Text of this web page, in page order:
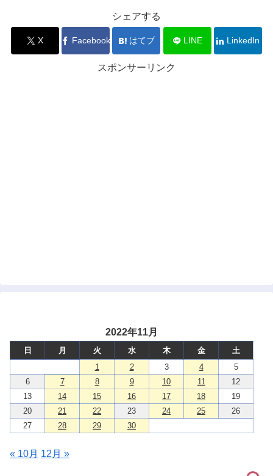
シェアする
X Facebook はてブ LINE LinkedIn
スポンサーリンク
2022年11月
日 月 火 水 木 金
土
1
2 3 4
5
6
7 8 9 10 11
12
13
14 15 16 17 18
19
20
21 22 23 24 25
26
27
28 29 30
« 10月 12月 »